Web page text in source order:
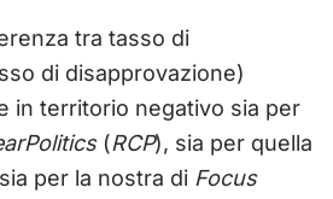
tra tasso di
di disapprovazione)
in territorio negativo sia per
(RCP), sia per quella
per la nostra di Focus